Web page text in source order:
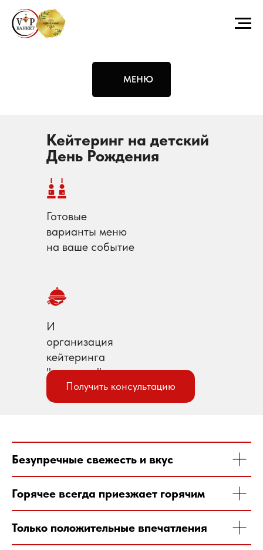
МЕНЮ
И
организация
кейтеринга
"под ключ"
Кейтеринг на детский
День Рождения
Готовые
варианты меню
на ваше событие
Получить консультацию
Безупречные свежесть и вкус
Горячее всегда приезжает горячим
Только положительные впечатления
Готовые предложения
Есть особые пожелания
по меню?
Напишите нам в Telegram или
Max и мы подготовим